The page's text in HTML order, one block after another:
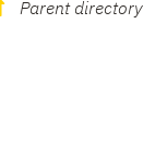
Parent directory